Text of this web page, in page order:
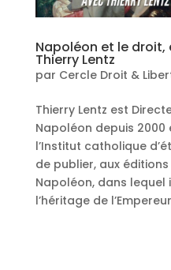
Napoléon et le
Thierry Lentz
par Cercle Droit &
Thierry Lentz est
Napoléon depuis
l’Institut catholique
de publier, aux éditions
Napoléon, dans
l’héritage de